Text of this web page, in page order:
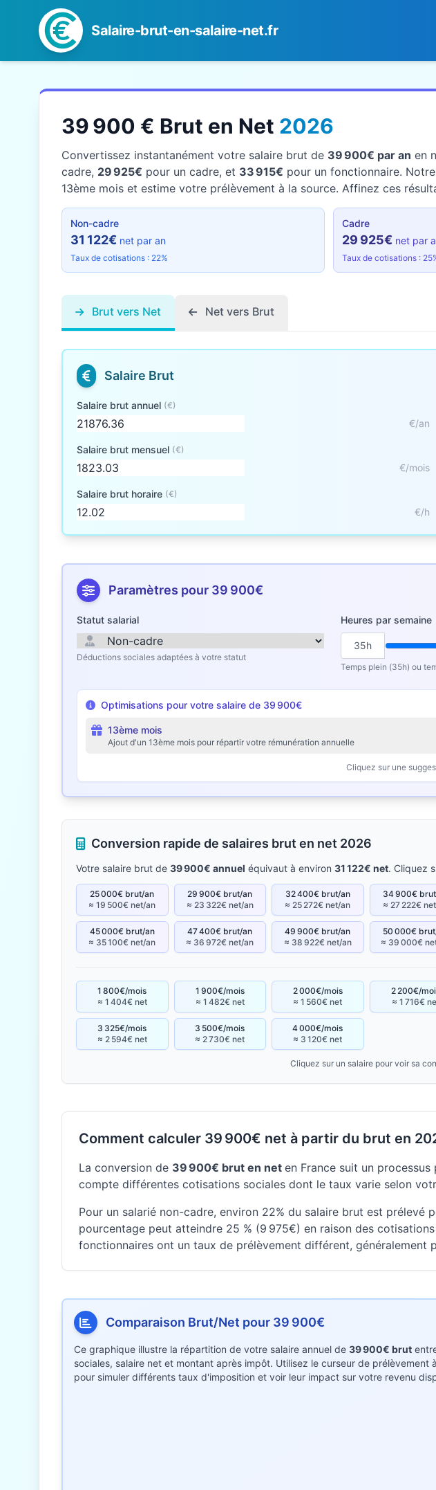
Salaire-brut-en-salaire-net.fr
39 900 € Brut en Net 2026
Convertissez instantanément votre salaire brut de 39 900€ par an en
cadre, 29 925€ pour un cadre, et 33 915€ pour un fonctionnaire.
13ème mois et estime votre prélèvement à la source. Affinez ces
Non-cadre
31 122€ net par an
Taux de cotisations : 22%
Cadre
29 925€ net par
Taux de cotisations :
Brut vers Net Net vers Brut
Salaire Brut
Salaire brut annuel (€)
€/an
Salaire brut mensuel (€)
€/mois
Salaire brut horaire (€)
€/h
Paramètres pour 39 900€
Statut salarial
Déductions sociales adaptées à votre statut
Heures par semaine
35h
Temps plein (35h) ou
Optimisations pour votre salaire de 39 900€
13ème mois
Ajout d'un 13ème mois pour répartir votre rémunération annuelle
Cliquez sur une
Conversion rapide de salaires brut en net 2026
Votre salaire brut de 39 900€ annuel équivaut à environ 31 122€ net. Cliquez
25 000€ brut/an
≈ 19 500€ net/an
29 900€ brut/an
≈ 23 322€ net/an
32 400€ brut/an
≈ 25 272€ net/an
34 900€
≈ 27 222€
45 000€ brut/an
≈ 35 100€ net/an
47 400€ brut/an
≈ 36 972€ net/an
49 900€ brut/an
≈ 38 922€ net/an
50 000€
≈ 39 000€
1 800€/mois
≈ 1 404€ net
1 900€/mois
≈ 1 482€ net
2 000€/mois
≈ 1 560€ net
2 200€/
≈ 1 716€
3 325€/mois
≈ 2 594€ net
3 500€/mois
≈ 2 730€ net
4 000€/mois
≈ 3 120€ net
Cliquez sur un salaire pour voir sa
Comment calculer 39 900€ net à partir du brut en
La conversion de 39 900€ brut en net en France suit un
compte différentes cotisations sociales dont le taux varie selon
Pour un salarié non-cadre, environ 22% du salaire brut est
pourcentage peut atteindre 25 % (9 975€) en raison des
fonctionnaires ont un taux de prélèvement différent, généralement
Comparaison Brut/Net pour 39 900€
Ce graphique illustre la répartition de votre salaire annuel de 39 900€ brut
sociales, salaire net et montant après impôt. Utilisez le curseur de prélèvement
pour simuler différents taux d'imposition et voir leur impact sur votre revenu